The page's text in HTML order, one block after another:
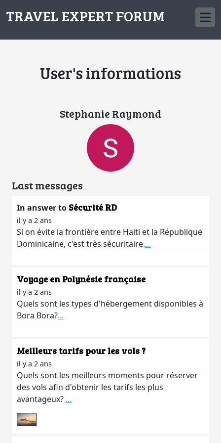
TRAVEL EXPERT FORUM
User's informations
Stephanie Raymond
Last messages
In answer to Sécurité RD
il y a 2 ans
Si on évite la frontière entre Haiti et la République
Dominicaine, c'est très sécuritaire....
Voyage en Polynésie française
il y a 2 ans
Quels sont les types d'hébergement disponibles à
Bora Bora?...
Meilleurs tarifs pour les vols ?
il y a 2 ans
Quels sont les meilleurs moments pour réserver
des vols afin d'obtenir les tarifs les plus
avantageux? ...